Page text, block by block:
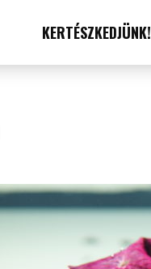
KERTÉSZKEDJÜNK!